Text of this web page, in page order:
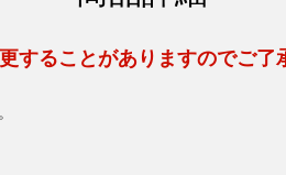
することがありますのでご了